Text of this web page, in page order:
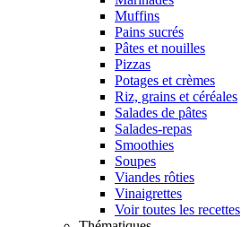
Muffins
Pains sucrés
Pâtes et nouilles
Pizzas
Potages et crèmes
Riz, grains et céréales
Salades de pâtes
Salades-repas
Smoothies
Soupes
Viandes rôties
Vinaigrettes
Voir toutes les recettes